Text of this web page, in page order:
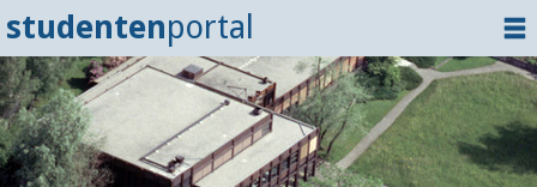
studentenportal
Home
Dokumente
Events